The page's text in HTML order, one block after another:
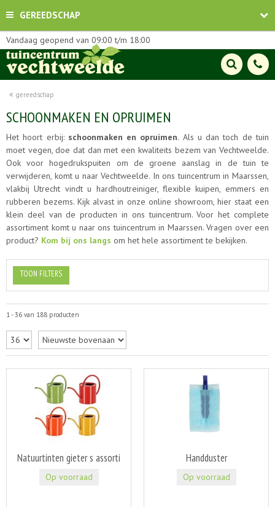
GEREEDSCHAP
gereedschap
Vandaag geopend van 09:00 t/m 18:00
SCHOONMAKEN EN OPRUIMEN
Het hoort erbij: schoonmaken en opruimen. Als u dan toch de tuin
moet vegen, doe dat dan met een kwaliteits bezem van Vechtweelde.
Ook voor hogedrukspuiten om de groene aanslag in de tuin te
verwijderen, komt u naar Vechtweelde. In ons tuincentrum in Maarssen,
vlakbij Utrecht vindt u hardhoutreiniger, flexible kuipen, emmers en
rubberen bezems. Kijk alvast in onze online showroom, hier staat een
klein deel van de producten in ons tuincentrum. Voor het complete
assortiment komt u naar ons tuincentrum in Maarssen. Vragen over een
product? Kom bij ons langs om het hele assortiment te bekijken.
TOON FILTERS
1 - 36 van 188 producten
Natuurtinten gieter s assorti
Op voorraad
Handduster
Op voorraad